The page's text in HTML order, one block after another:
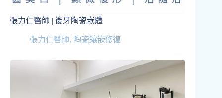
張力仁醫師 | 後牙陶瓷嵌體
張力仁醫師, 陶瓷鑲嵌修復